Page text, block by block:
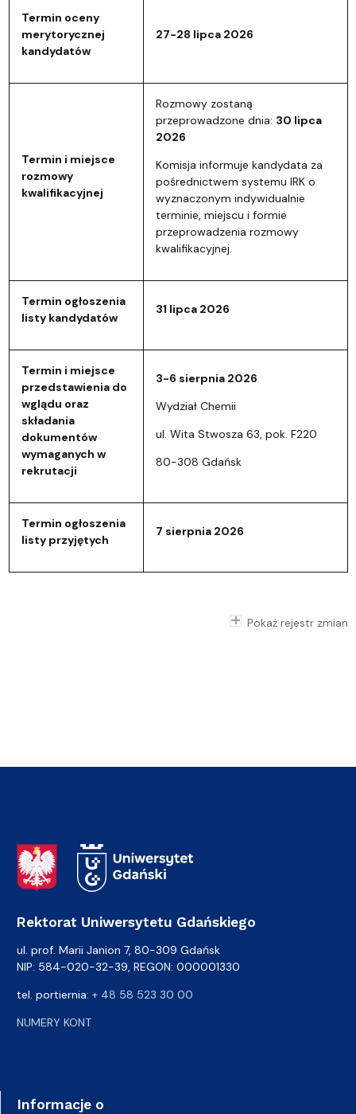
Termin oceny
merytorycznej
kandydatów
27-28 lipca 2026
Termin i miejsce
rozmowy
kwalifikacyjnej
Rozmowy zostaną
przeprowadzone dnia: 30 lipca
2026
Komisja informuje kandydata za
pośrednictwem systemu IRK o
wyznaczonym indywidualnie
terminie, miejscu i formie
przeprowadzenia rozmowy
kwalifikacyjnej.
Termin ogłoszenia
listy kandydatów
31 lipca 2026
Termin i miejsce
przedstawienia do
wglądu oraz
składania
dokumentów
wymaganych w
rekrutacji
3-6 sierpnia 2026
Wydział Chemii
ul. Wita Stwosza 63, pok. F220
80-308 Gdańsk
Termin ogłoszenia
listy przyjętych
7 sierpnia 2026
Pokaż rejestr zmian
Adres Rektoratu
Rektorat Uniwersytetu Gdańskiego
ul. prof. Marii Janion 7, 80-309 Gdańsk
NIP: 584-020-32-39, REGON: 000001330
tel. portiernia: + 48 58 523 30 00
NUMERY KONT
Informacje o